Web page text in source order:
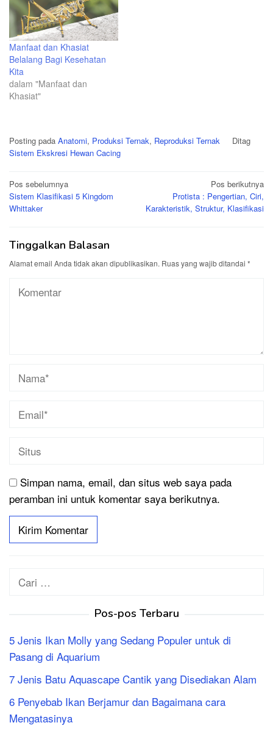
Manfaat dan Khasiat
Belalang Bagi Kesehatan
Kita
dalam "Manfaat dan
Khasiat"
Posting pada Anatomi, Produksi Ternak, Reproduksi Ternak
Ditag
Sistem Ekskresi Hewan Cacing
Navigasi
pos
Pos sebelumnya
Sistem Klasifikasi 5 Kingdom
Whittaker
Pos berikutnya
Protista : Pengertian, Ciri,
Karakteristik, Struktur, Klasifikasi
Tinggalkan Balasan
Alamat email Anda tidak akan dipublikasikan. Ruas yang wajib ditandai *
Simpan nama, email, dan situs web saya pada
peramban ini untuk komentar saya berikutnya.
Cari
Pos-pos Terbaru
5 Jenis Ikan Molly yang Sedang Populer untuk di
Pasang di Aquarium
7 Jenis Batu Aquascape Cantik yang Disediakan Alam
6 Penyebab Ikan Berjamur dan Bagaimana cara
Mengatasinya